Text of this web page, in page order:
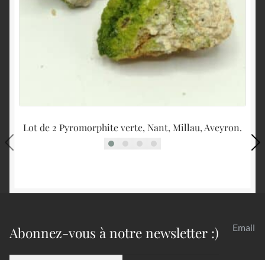
Lot de 2 Pyromorphite verte, Nant, Millau, Aveyron.
Abonnez-vous à notre newsletter :) Email